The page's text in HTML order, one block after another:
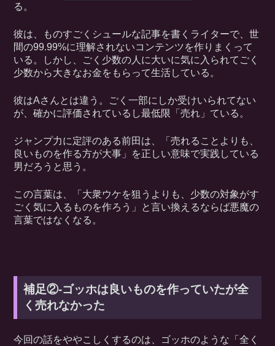
る。
彼は、ものすごくシュールな記事を書くライターで、世
間の99.99%に理解されないコンテンツを作りまくって
いる。しかし、ごく少数の人に大いに気に入られてごく
少数から大きなお金をもらって生活している。
彼はAさんとは違う。ごく一部にしか受けいられてない
が、確かに評価されているし最低限「売れ」ている。
ジャンプ力に定評のある前田は、「売れることよりも、
良いものを作る方が大事」を正しい意味で実践している
男だろうと思う。
この言葉は、「大衆ウケを狙うよりも、少数の対象がす
ごく気に入るものを作ろう」と言い換えるならば悪魔の
言葉ではなくなる。
補足②-ゴッホは良いものを作っていたが全
く売れなかった
今回の話をややこしくするのは、ゴッホのような「全く